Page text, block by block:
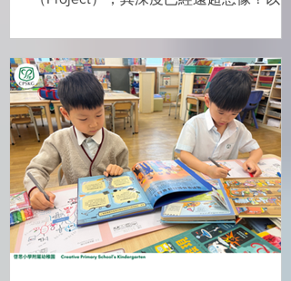
「交到差」 ；然而，現在的小朋友已經懂
得運用人工智慧（AI）協助搜集資料、甚
至繪製圖表 。 試想像，若小朋友在幼稚園
時期主要習慣於傳統的單向式授課——「
在座位上聽老師以聽講與反覆記憶為
主」，一旦升上小學，面對需要高度自主
研究的專題研習，很容易感到無所適從、
壓力倍增 。 面對瞬息萬變的科技時代，
們到底該如何協助小朋友起步，才能打造
立足未來（Future-proof） 的核心競爭
力，讓他們真正成為「AI的主導者